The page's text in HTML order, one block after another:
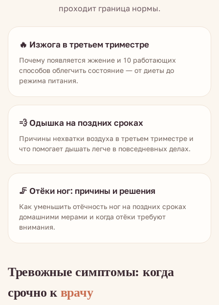
проходит граница нормы.
🔥 Изжога в третьем триместре
Почему появляется жжение и 10 работающих
способов облегчить состояние — от диеты до
режима питания.
💨 Одышка на поздних сроках
Причины нехватки воздуха в третьем триместре и
что помогает дышать легче в повседневных делах.
🦵 Отёки ног: причины и решения
Как уменьшить отёчность ног на поздних сроках
домашними мерами и когда отёки требуют
внимания.
Тревожные симптомы: когда
срочно кврачу